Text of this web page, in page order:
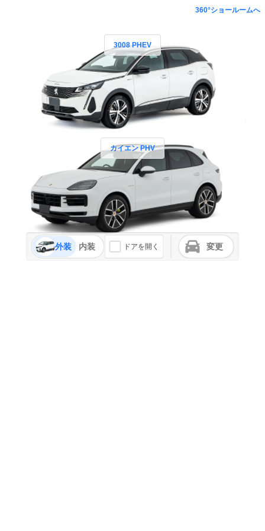
360°ショールームへ
3008 PHEV
カイエン PHV
外装 内装 ドアを開く 変更